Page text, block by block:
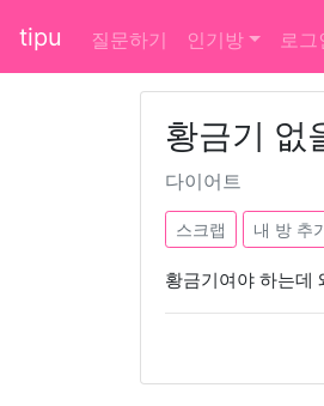
tipu 질문하기 인기방 로그
황금기 없
다이어트
스크랩 내 방 추
황금기여야 하는데